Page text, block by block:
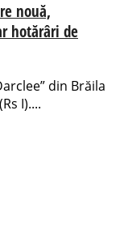
nouă,
hotărâri de
din Brăila
I)....